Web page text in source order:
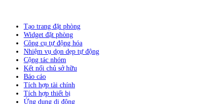
Tạo trang đặt phòng
Widget đặt phòng
Công cụ tự động hóa
Nhiệm vụ dọn dẹp tự động
Cộng tác nhóm
Kết nối chủ sở hữu
Báo cáo
Tích hợp tài chính
Tích hợp thiết bị
Ứng dụng di động